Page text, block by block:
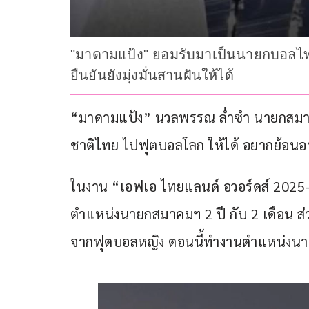
"มาดามแป้ง" ยอมรับมาเป็นนายกบอล
ยืนยันยังมุ่งมั่นสานฝันให้ได้
“มาดามแป้ง” นวลพรรณ ล่ำซำ นายกส
ชาติไทย ไปฟุตบอลโลก ให้ได้ อยากย้อน
ในงาน “เอฟเอ ไทยแลนด์ อวอร์ดส์
ตำแหน่งนายกสมาคมฯ 2 ปี กับ 2 เดือน
จากฟุตบอลหญิง ตอนนี้ทำงานตำแหน่งน